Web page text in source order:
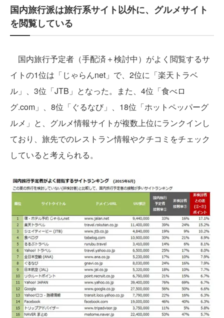
国内旅行派は旅行系サイト以外に、グルメサイト
を閲覧している
国内旅行予定者（手配済＋検討中）がよく閲覧するサ
イトの1位は「じゃらんnet」で、2位に「楽天トラベ
ル」、3位「JTB」となった。また、4位「食べロ
グ.com」、8位「ぐるなび」、18位「ホットペッパーグ
ルメ」と、グルメ情報サイトが複数上位にランクインし
ており、旅先でのレストラン情報やクチコミをチェック
していると考えられる。